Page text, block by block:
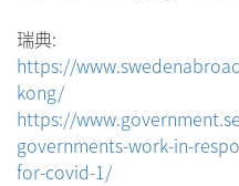
瑞典:
https://
kong/
https://
governments-work-in-
for-covid-1/